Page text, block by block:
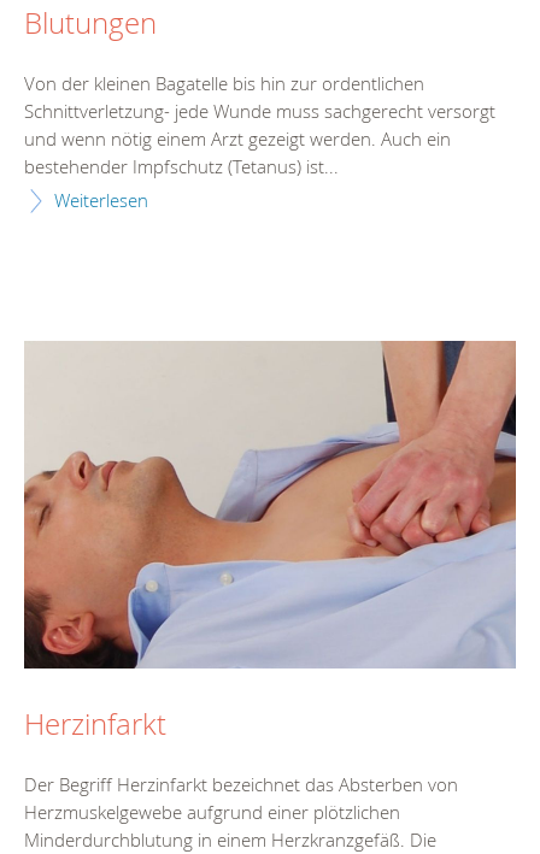
Blutungen
Von der kleinen Bagatelle bis hin zur ordentlichen
Schnittverletzung- jede Wunde muss sachgerecht versorgt
und wenn nötig einem Arzt gezeigt werden. Auch ein
bestehender Impfschutz (Tetanus) ist...
Weiterlesen
Herzinfarkt
Der Begriff Herzinfarkt bezeichnet das Absterben von
Herzmuskelgewebe aufgrund einer plötzlichen
Minderdurchblutung in einem Herzkranzgefäß. Die